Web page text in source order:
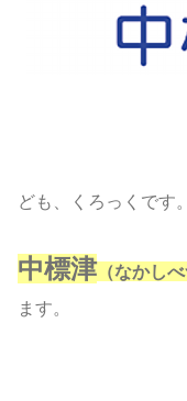
ども、くろっくです。
中標津 （なかしべ
ます。